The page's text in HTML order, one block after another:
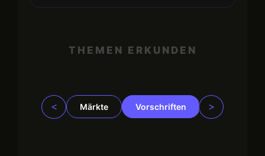
THEMEN ERKUNDEN
< Märkte Vorschriften Trading
>